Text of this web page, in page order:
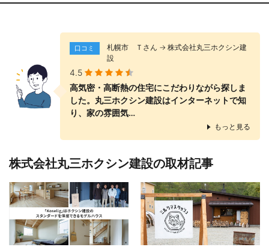
がないなどが原因になっている。
丸三ホクシン建設は、大工出身の首藤社長が20代のうちに建築大
工一級技能士・職業訓練指導員・二級建築士・二級施工監理技士
を取得し、職業訓練校の講師として教壇にも立っており大工に直
接指導ができる。大工を通年雇用し直営施工、「墨付け」や「刻
み」などの技能も先輩大工が丁寧に教える体制がある。現在は大
工出身の現場監督、帳場が育ち、指導・調整役として現場のレベ
が現場に集まり、担当大工の仕事を検証、厳しい指摘も含めた意
工物件は気密測定で施工精度、性能面のチェックも行っている。
自然素材を活かす
丸三ホクシン建設は、住宅の断熱を高性能断熱材を外張りですっ
口コミ
札幌市 Ｔさん → 株式会社丸三ホクシン建
設
4.5
高気密・高断熱の住宅にこだわりながら探しま
した。丸三ホクシン建設はインターネットで知
り、家の雰囲気…
もっと見る
株式会社丸三ホクシン建設の取材記事